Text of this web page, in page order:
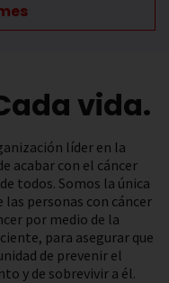
vida.
líder en la
acabar con el cáncer
todos. Somos la única
las personas con cáncer
por medio de la
para asegurar que
de prevenir el
y de sobrevivir a él.